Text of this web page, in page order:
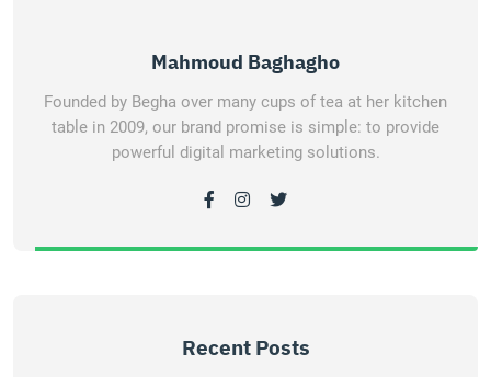
Mahmoud Baghagho
Founded by Begha over many cups of tea at her kitchen
table in 2009, our brand promise is simple: to provide
powerful digital marketing solutions.
Recent Posts